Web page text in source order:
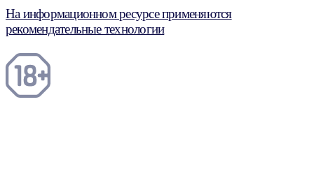
На информационном ресурсе применяются
рекомендательные технологии